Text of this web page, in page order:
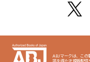
ABJマークは、この